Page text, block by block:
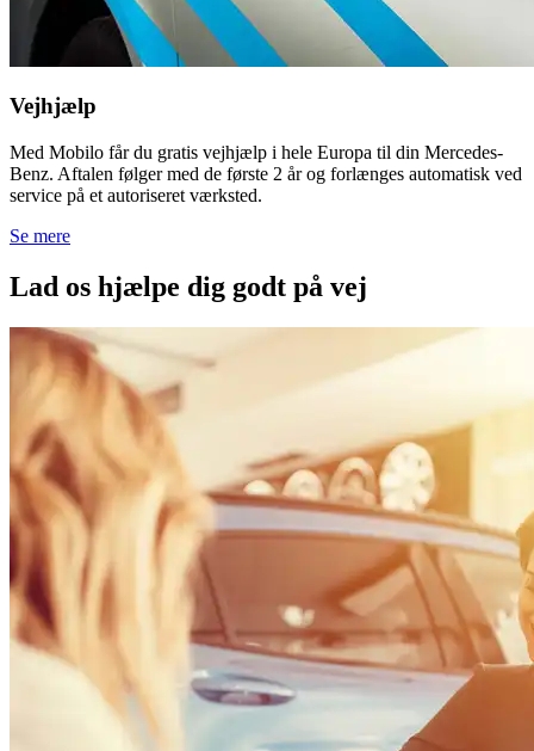
Vejhjælp
Med Mobilo får du gratis vejhjælp i hele Europa til din Mercedes-
Benz. Aftalen følger med de første 2 år og forlænges automatisk ved
service på et autoriseret værksted.
Se mere
Lad os hjælpe dig godt på vej